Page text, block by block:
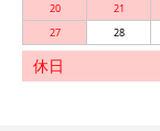
20
21
27
28
休日